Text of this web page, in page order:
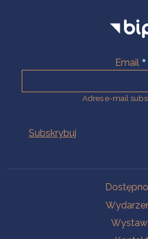
Email
Adres e-mail